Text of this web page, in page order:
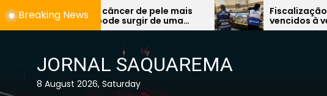
Skip
to
Breaking News
de pele mais
surgir de uma
preocupa
Fiscalização encontra alimentos
vencidos à venda e expõe falhas
graves na Região dos Lagos
JORNAL SAQUAREMA
8 August 2026, Saturday